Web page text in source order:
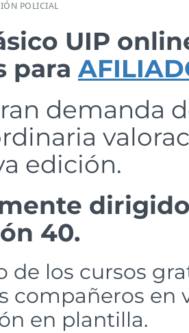
POLICIAL
UIP
para
demanda
edición.
40.
de los cursos
compañeros en
en plantilla.